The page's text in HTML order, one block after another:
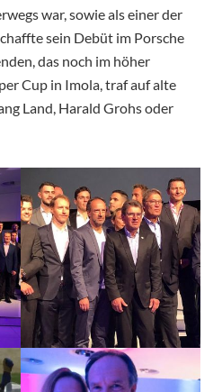
war, sowie als einer der
sein Debüt im Porsche
das noch im höher
Cup in Imola, traf auf alte
Land, Harald Grohs oder